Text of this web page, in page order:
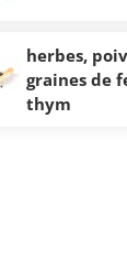
herbes,
graines de
thym